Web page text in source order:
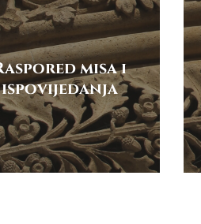
misa i
ispovijedanja